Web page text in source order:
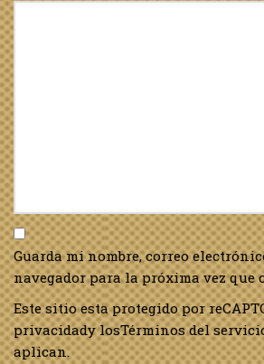
Guarda mi nombre, correo
navegador para la próxima vez que
Este sitio esta protegido por
privacidady losTérminos del
aplican.